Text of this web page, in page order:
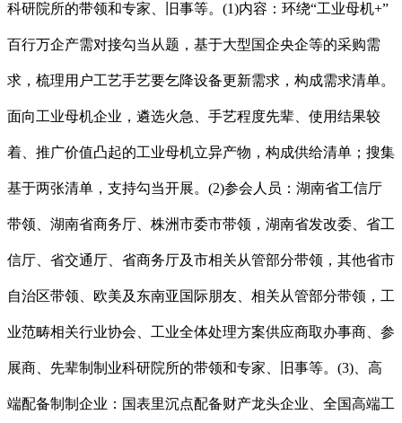
科研院所的带领和专家、旧事等。(1)内容：环绕“工业母机+”
百行万企产需对接勾当从题，基于大型国企央企等的采购需
求，梳理用户工艺手艺要乞降设备更新需求，构成需求清单。
面向工业母机企业，遴选火急、手艺程度先辈、使用结果较
着、推广价值凸起的工业母机立异产物，构成供给清单；搜集
基于两张清单，支持勾当开展。(2)参会人员：湖南省工信厅
带领、湖南省商务厅、株洲市委市带领，湖南省发改委、省工
信厅、省交通厅、省商务厅及市相关从管部分带领，其他省市
自治区带领、欧美及东南亚国际朋友、相关从管部分带领，工
业范畴相关行业协会、工业全体处理方案供应商取办事商、参
展商、先辈制制业科研院所的带领和专家、旧事等。(3)、高
端配备制制企业：国表里沉点配备财产龙头企业、全国高端工